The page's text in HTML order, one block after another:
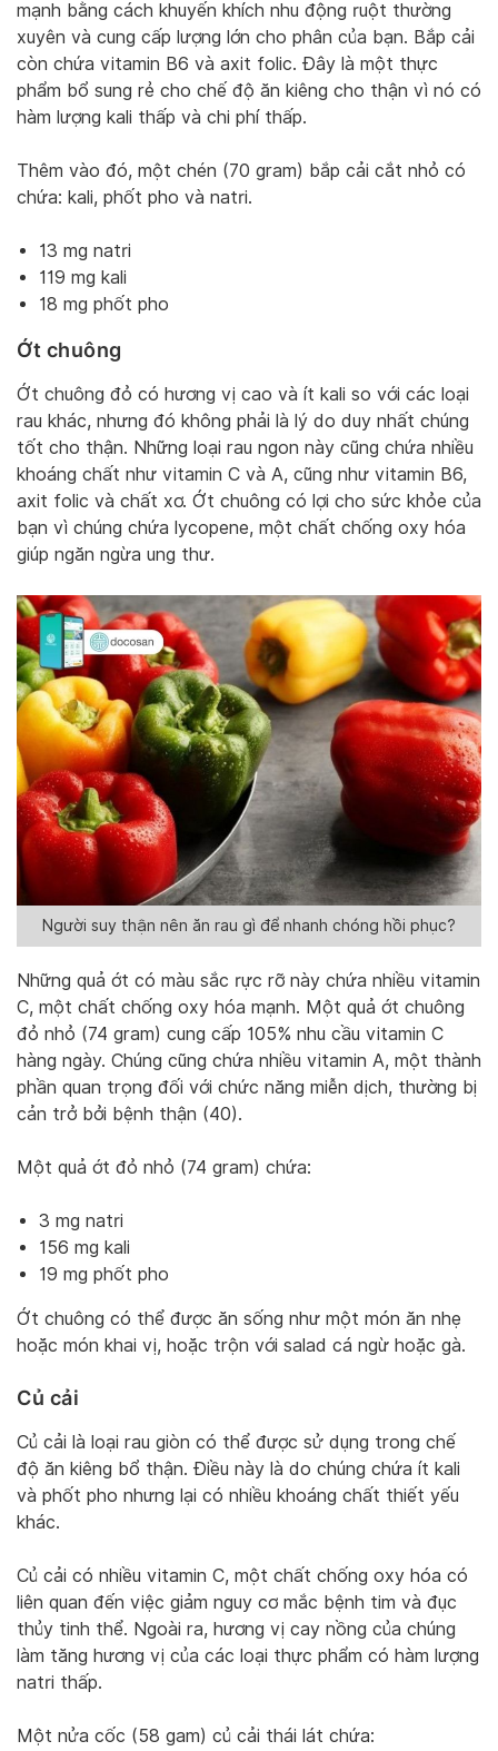
mạnh bằng cách khuyến khích nhu động ruột thường
xuyên và cung cấp lượng lớn cho phân của bạn. Bắp cải
còn chứa vitamin B6 và axit folic. Đây là một thực
phẩm bổ sung rẻ cho chế độ ăn kiêng cho thận vì nó có
hàm lượng kali thấp và chi phí thấp.
Thêm vào đó, một chén (70 gram) bắp cải cắt nhỏ có
chứa: kali, phốt pho và natri.
13 mg natri
119 mg kali
18 mg phốt pho
Ớt chuông
Ớt chuông đỏ có hương vị cao và ít kali so với các loại
rau khác, nhưng đó không phải là lý do duy nhất chúng
tốt cho thận. Những loại rau ngon này cũng chứa nhiều
khoáng chất như vitamin C và A, cũng như vitamin B6,
axit folic và chất xơ. Ớt chuông có lợi cho sức khỏe của
bạn vì chúng chứa lycopene, một chất chống oxy hóa
giúp ngăn ngừa ung thư.
Người suy thận nên ăn rau gì để nhanh chóng hồi phục?
Những quả ớt có màu sắc rực rỡ này chứa nhiều vitamin
C, một chất chống oxy hóa mạnh. Một quả ớt chuông
đỏ nhỏ (74 gram) cung cấp 105% nhu cầu vitamin C
hàng ngày. Chúng cũng chứa nhiều vitamin A, một thành
phần quan trọng đối với chức năng miễn dịch, thường bị
cản trở bởi bệnh thận (40).
Một quả ớt đỏ nhỏ (74 gram) chứa:
3 mg natri
156 mg kali
19 mg phốt pho
Ớt chuông có thể được ăn sống như một món ăn nhẹ
hoặc món khai vị, hoặc trộn với salad cá ngừ hoặc gà.
Củ cải
Củ cải là loại rau giòn có thể được sử dụng trong chế
độ ăn kiêng bổ thận. Điều này là do chúng chứa ít kali
và phốt pho nhưng lại có nhiều khoáng chất thiết yếu
khác.
Củ cải có nhiều vitamin C, một chất chống oxy hóa có
liên quan đến việc giảm nguy cơ mắc bệnh tim và đục
thủy tinh thể. Ngoài ra, hương vị cay nồng của chúng
làm tăng hương vị của các loại thực phẩm có hàm lượng
natri thấp.
Một nửa cốc (58 gam) củ cải thái lát chứa: